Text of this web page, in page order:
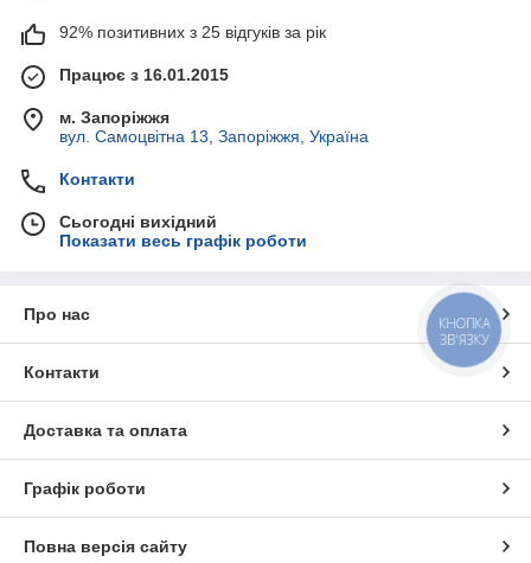
92% позитивних з 25 відгуків за рік
Працює з 16.01.2015
м. Запоріжжя
вул. Самоцвітна 13, Запоріжжя, Україна
Контакти
Сьогодні вихідний
Показати весь графік роботи
Про нас
Контакти
Доставка та оплата
Графік роботи
Повна версія сайту
КНОПКА
ЗВ'ЯЗКУ